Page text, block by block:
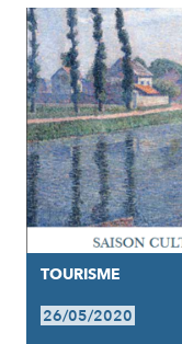
TOURISME
26/05/2020